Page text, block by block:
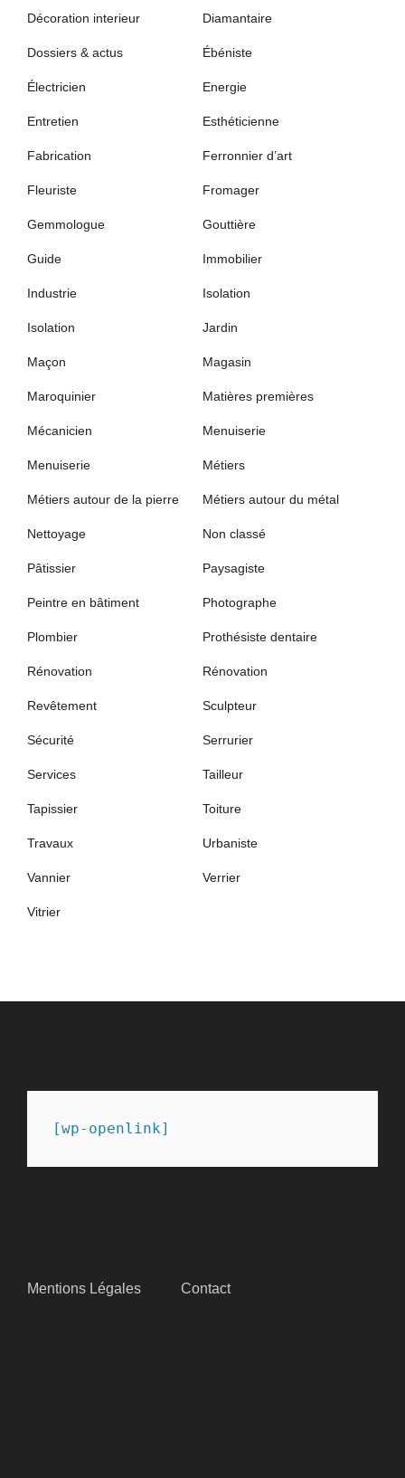
Décoration interieur Diamantaire
Dossiers & actus Ébéniste
Électricien Energie
Entretien Esthéticienne
Fabrication Ferronnier d’art
Fleuriste Fromager
Gemmologue Gouttière
Guide Immobilier
Industrie Isolation
Isolation Jardin
Maçon Magasin
Maroquinier Matières premières
Mécanicien Menuiserie
Menuiserie Métiers
Métiers autour de la pierre Métiers autour du métal
Nettoyage Non classé
Pâtissier Paysagiste
Peintre en bâtiment Photographe
Plombier Prothésiste dentaire
Rénovation Rénovation
Revêtement Sculpteur
Sécurité Serrurier
Services Tailleur
Tapissier Toiture
Travaux Urbaniste
Vannier Verrier
Vitrier
[wp-openlink]
Mentions Légales Contact